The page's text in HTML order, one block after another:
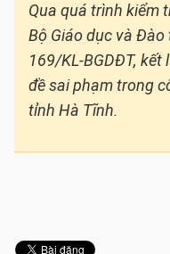
Qua quá trình kiểm
Bộ Giáo dục và
169/KL-BGDĐT, kết
đề sai phạm trong
tỉnh Hà Tĩnh.